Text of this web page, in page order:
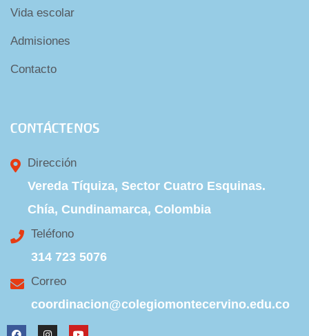
Vida escolar
Admisiones
Contacto
CONTÁCTENOS
Dirección
Vereda Tíquiza, Sector Cuatro Esquinas.
Chía, Cundinamarca, Colombia
Teléfono
314 723 5076
Correo
coordinacion@colegiomontecervino.edu.co